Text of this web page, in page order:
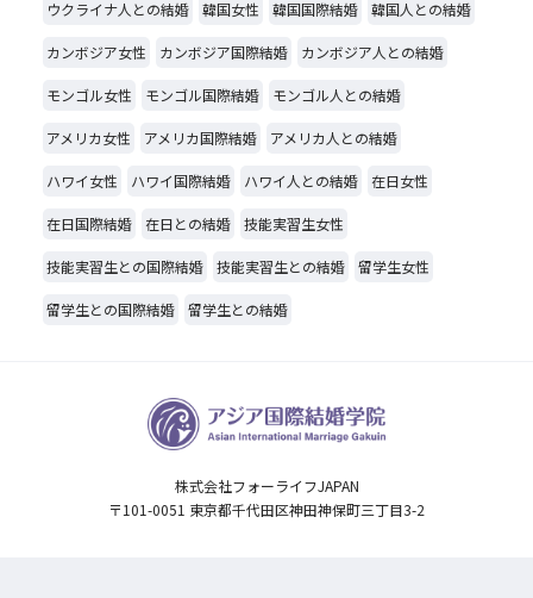
ウクライナ人との結婚 韓国女性 韓国国際結婚 韓国人との結婚
カンボジア女性 カンボジア国際結婚 カンボジア人との結婚
モンゴル女性 モンゴル国際結婚 モンゴル人との結婚
アメリカ女性 アメリカ国際結婚 アメリカ人との結婚
ハワイ女性 ハワイ国際結婚 ハワイ人との結婚 在日女性
在日国際結婚 在日との結婚 技能実習生女性
技能実習生との国際結婚 技能実習生との結婚 留学生女性
留学生との国際結婚 留学生との結婚
株式会社フォーライフJAPAN
〒101-0051 東京都千代田区神田神保町三丁目3-2